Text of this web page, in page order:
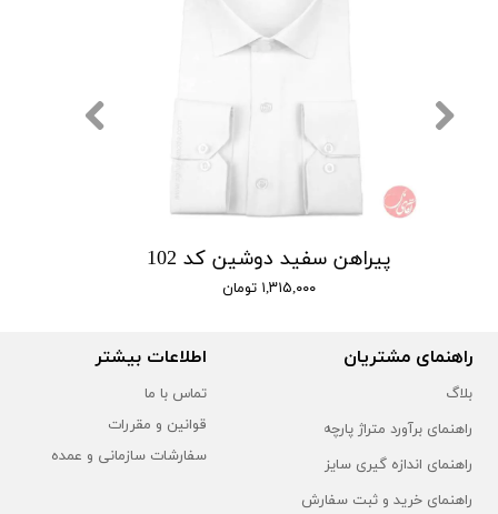
پیراهن سفید دوشین کد 102
۱,۳۱۵,۰۰۰ تومان
راهنمای مشتریان
بلاگ
راهنمای برآورد متراژ پارچه
راهنمای اندازه گیری سایز
راهنمای خرید و ثبت سفارش
اطلاعات بیشتر
تماس با ما
قوانین و مقررات
سفارشات سازمانی و عمده